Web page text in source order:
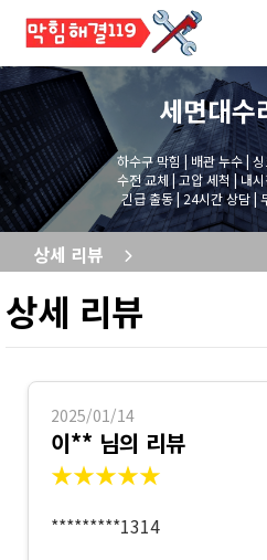
세면대수
하수구 막힘 | 배관 누수 |
수전 교체 | 고압 세척 | 내
긴급 출동 | 24시간 상담 |
상세 리뷰
상세 리뷰
2025/01/14
이** 님의 리뷰
★★★★★
*********1314